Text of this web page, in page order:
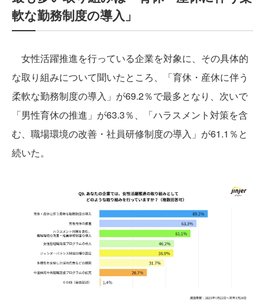
軟な勤務制度の導入」
女性活躍推進を行っている企業を対象に、その具体的
な取り組みについて聞いたところ、「育休・産休に伴う
柔軟な勤務制度の導入」が69.2％で最多となり、次いで
「男性育休の推進」が63.3％、「ハラスメント対策を含
む、職場環境の改善・社員研修制度の導入」が61.1％と
続いた。